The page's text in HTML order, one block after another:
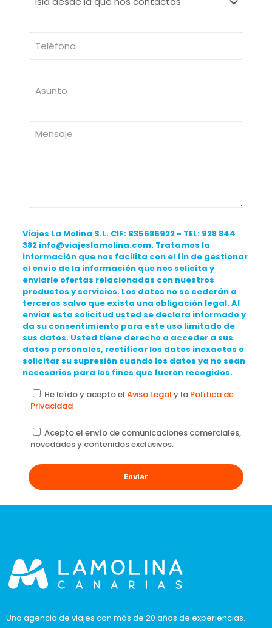
Viajes La Molina S.L. CIF: B35686922 - TEL: 928 844
382 info@viajeslamolina.com. Tratamos la
información que nos facilita con el fin de gestionar
el envío de la información que nos solicita y
enviarle ofertas relacionadas con nuestros
productos y servicios. Los datos no se cederán a
terceros salvo que exista una obligación legal. Al
enviar esta solicitud usted se declara informado y
da su consentimiento para este uso limitado de
sus datos. Usted tiene derecho a acceder a sus
datos personales, rectificar los datos inexactos o
solicitar su supresión cuando los datos ya no sean
necesarios para los fines que fueron recogidos.
He leído y acepto el Aviso Legal y la Política de
Privacidad
Acepto el envío de comunicaciones comerciales,
novedades y contenidos exclusivos.
Una agencia de viajes con más de 20 años de experiencias.